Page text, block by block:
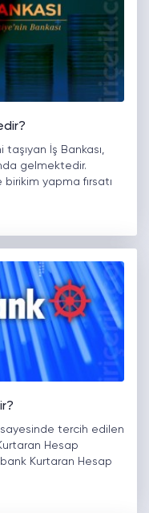
taşıyan İş Bankası,
gelmektedir.
yapma fırsatı
sayesinde tercih edilen
Hesap
Kurtaran Hesap
yazımızı